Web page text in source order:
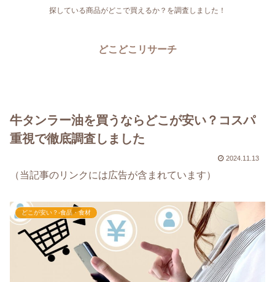
探している商品がどこで買えるか？を調査しました！
どこどこリサーチ
牛タンラー油を買うならどこが安い？コスパ
重視で徹底調査しました
2024.11.13
（当記事のリンクには広告が含まれています）
どこが安い？-食品・食材